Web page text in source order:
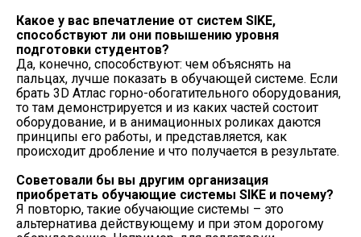
Какое у вас впечатление от систем SIKE,
способствуют ли они повышению уровня
подготовки студентов?
Да, конечно, способствуют: чем объяснять на
пальцах, лучше показать в обучающей системе. Если
брать 3D Атлас горно-обогатительного оборудования,
то там демонстрируется и из каких частей состоит
оборудование, и в анимационных роликах даются
принципы его работы, и представляется, как
происходит дробление и что получается в результате.
Советовали бы вы другим организация
приобретать обучающие системы SIKE и почему?
Я повторю, такие обучающие системы – это
альтернатива действующему и при этом дорогому